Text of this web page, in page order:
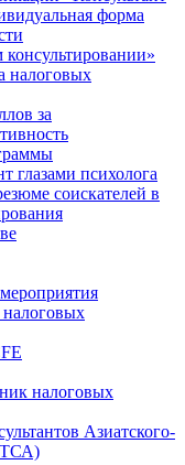
форма
налоговых
за
глазами психолога
соискателей в
налоговых
Азиатского-